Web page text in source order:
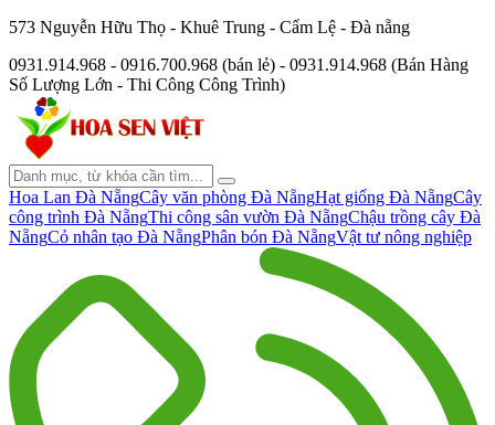
573 Nguyễn Hữu Thọ - Khuê Trung - Cẩm Lệ - Đà nẵng
0931.914.968 - 0916.700.968 (bán lẻ) - 0931.914.968 (Bán Hàng
Số Lượng Lớn - Thi Công Công Trình)
Hoa Lan Đà NẵngCây văn phòng Đà NẵngHạt giống Đà NẵngCây
công trình Đà NẵngThi công sân vườn Đà NẵngChậu trồng cây Đà
NẵngCỏ nhân tạo Đà NẵngPhân bón Đà NẵngVật tư nông nghiệp